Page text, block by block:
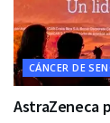
CÁNCER DE
AstraZeneca